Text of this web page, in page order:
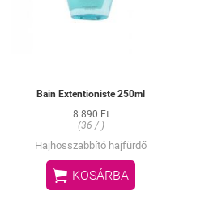
Bain Extentioniste 250ml
8 890 Ft
(36 / )
Hajhosszabbító hajfürdő
 KOSÁRBA